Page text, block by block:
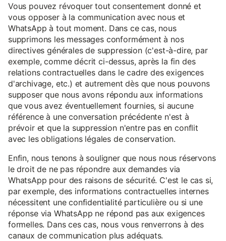
Vous pouvez révoquer tout consentement donné et
vous opposer à la communication avec nous et
WhatsApp à tout moment. Dans ce cas, nous
supprimons les messages conformément à nos
directives générales de suppression (c'est-à-dire, par
exemple, comme décrit ci-dessus, après la fin des
relations contractuelles dans le cadre des exigences
d'archivage, etc.) et autrement dès que nous pouvons
supposer que nous avons répondu aux informations
que vous avez éventuellement fournies, si aucune
référence à une conversation précédente n'est à
prévoir et que la suppression n'entre pas en conflit
avec les obligations légales de conservation.
Enfin, nous tenons à souligner que nous nous réservons
le droit de ne pas répondre aux demandes via
WhatsApp pour des raisons de sécurité. C'est le cas si,
par exemple, des informations contractuelles internes
nécessitent une confidentialité particulière ou si une
réponse via WhatsApp ne répond pas aux exigences
formelles. Dans ces cas, nous vous renverrons à des
canaux de communication plus adéquats.